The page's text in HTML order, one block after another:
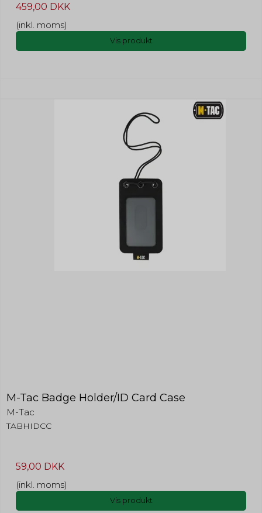
459,00 DKK
(inkl. moms)
Vis produkt
M-Tac Badge Holder/ID Card Case
M-Tac
TABHIDCC
59,00 DKK
(inkl. moms)
Vis produkt